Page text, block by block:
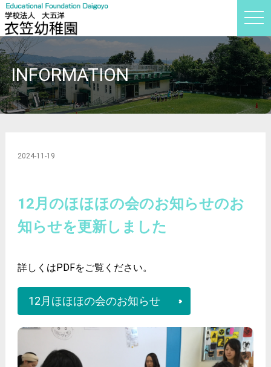
t
o
g
l
e
n
a
i
g
a
INFORMATION
2024-11-19
12月のほほほの会のお知らせのお
知らせを更新しました
詳しくはPDFをご覧ください。
12月ほほほの会のお知らせ